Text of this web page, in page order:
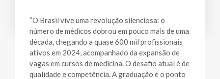
“O Brasil vive uma revolução silenciosa: o
número de médicos dobrou em pouco mais de uma
década, chegando a quase 600 mil profissionais
ativos em 2024, acompanhado da expansão de
vagas em cursos de medicina. O desafio atual é de
qualidade e competência. A graduação é o ponto